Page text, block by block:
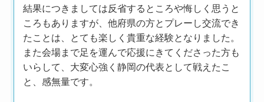
結果につきましては反省するところや悔しく思うと
ころもありますが、他府県の方とプレーし交流でき
たことは、とても楽しく貴重な経験となりました。
また会場まで足を運んで応援にきてくださった方も
いらして、大変心強く静岡の代表として戦えたこ
と、感無量です。